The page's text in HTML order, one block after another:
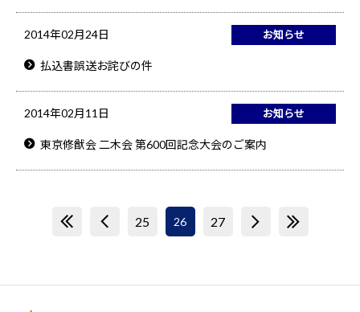
2014年02月24日 お知らせ
払込書誤送お詫びの件
2014年02月11日 お知らせ
東京修猷会 二木会 第600回記念大会のご案内
<< < 25 26 27 > >>